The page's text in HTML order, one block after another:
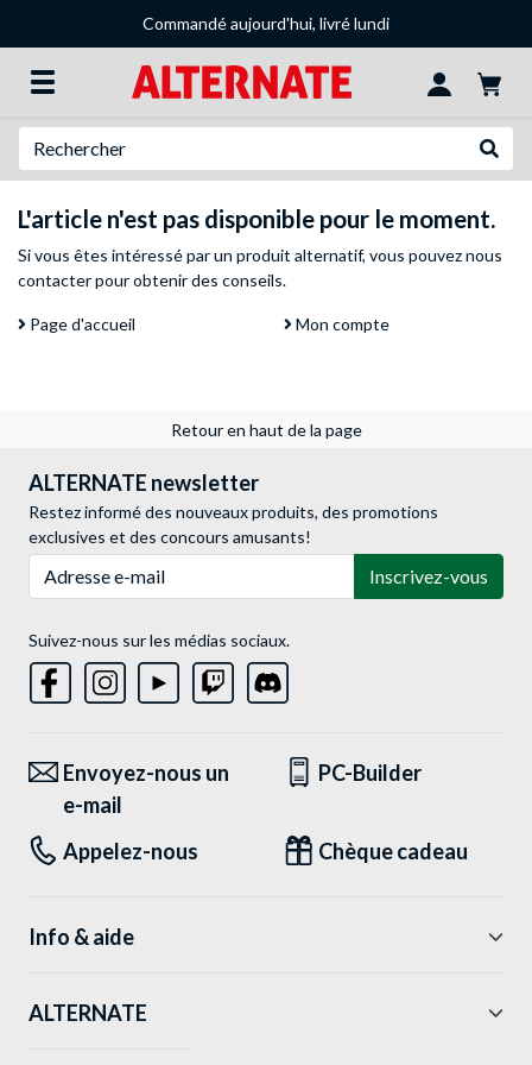
Commandé aujourd'hui, livré lundi
L'article n'est pas disponible pour le moment.
Si vous êtes intéressé par un produit alternatif, vous pouveznous
contacterpour obtenir des conseils.
Page d'accueil Mon compte
Retour en haut de la page
ALTERNATE newsletter
Restez informé des nouveaux produits, des promotions
exclusives et des concours amusants!
Inscrivez-vous
Suivez-nous sur les médias sociaux.
Envoyez-nous un
e-mail
PC-Builder
Appelez-nous Chèque cadeau
Info & aide
ALTERNATE